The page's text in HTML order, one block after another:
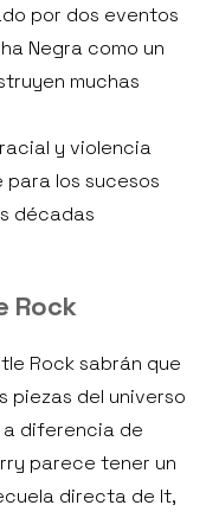
por dos eventos
Negra como un
muchas
y violencia
los sucesos
décadas
Rock
Rock sabrán que
piezas del universo
a diferencia de
parece tener un
directa de It,